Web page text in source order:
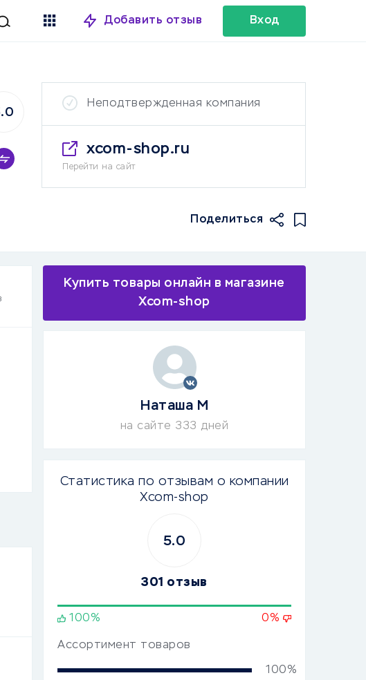
Добавить отзыв Вход
Неподтвержденная компания
xcom-shop.ru
Перейти на сайт
Поделиться
Купить товары онлайн в магазине
Xcom-shop
Наташа М
на сайте 333 дней
Статистика по отзывам о компании
Xcom-shop
5.0
301 отзыв
100% 0%
Ассортимент товаров
100%